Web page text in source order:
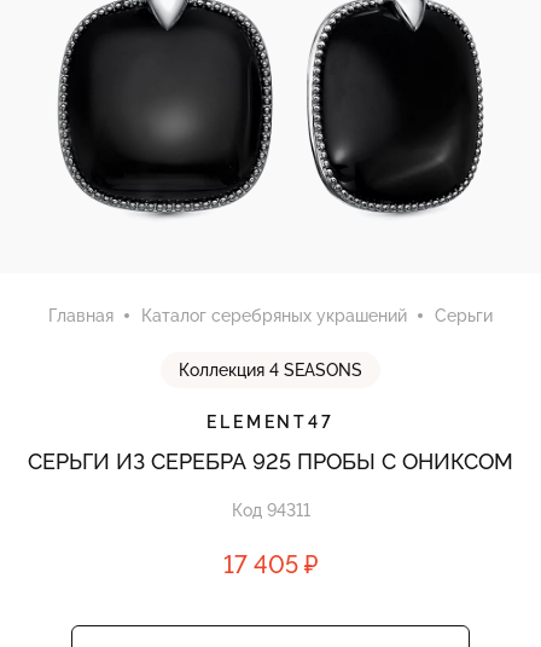
Главная Каталог серебряных украшений Серьги
Коллекция 4 SEASONS
ELEMENT47
СЕРЬГИ ИЗ СЕРЕБРА 925 ПРОБЫ С ОНИКСОМ
Код 94311
17 405 ₽